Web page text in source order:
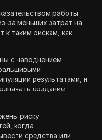
работы
за меньших затрат на
к таким рискам, как
с наводнением
результатами, и
создание
риску
когда
средства или